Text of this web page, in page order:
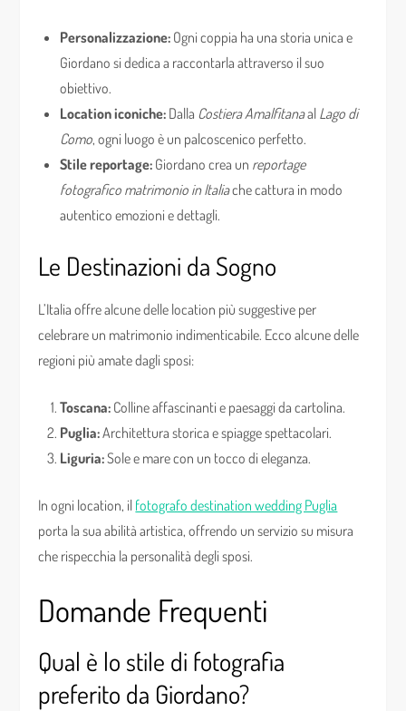
Personalizzazione: Ogni coppia ha una storia unica e
Giordano si dedica a raccontarla attraverso il suo
obiettivo.
Location iconiche: Dalla Costiera Amalfitanaal Lago di
Como, ogni luogo è un palcoscenico perfetto.
Stile reportage: Giordano crea un reportage
fotografico matrimonio in Italiache cattura in modo
autentico emozioni e dettagli.
Le Destinazioni da Sogno
L’Italia offre alcune delle location più suggestive per
celebrare un matrimonio indimenticabile. Ecco alcune delle
regioni più amate dagli sposi:
Toscana: Colline affascinanti e paesaggi da cartolina.
Puglia:Architettura storica e spiagge spettacolari.
Liguria:Sole e mare con un tocco di eleganza.
In ogni location, il fotografo destination wedding Puglia
porta la sua abilità artistica, offrendo un servizio su misura
che rispecchia la personalità degli sposi.
Domande Frequenti
Qual è lo stile di fotografia
preferito da Giordano?